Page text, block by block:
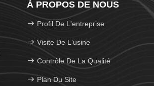
À PROPOS DE NOUS
Profil De L'entreprise
Visite De L'usine
Contrôle De La Qualité
Plan Du Site